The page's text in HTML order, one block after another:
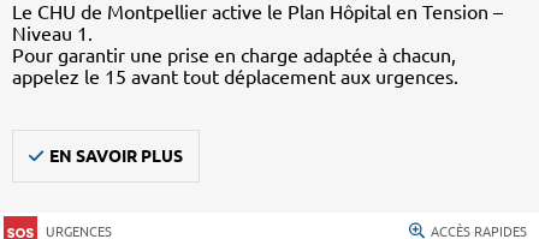
Le CHU de Montpellier active le Plan Hôpital en Tension –
Niveau 1.
Pour garantir une prise en charge adaptée à chacun,
appelez le 15 avant tout déplacement aux urgences.
EN SAVOIR PLUS
URGENCES ACCÈS RAPIDES